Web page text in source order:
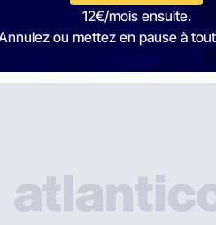
12€/mois ensuite.
ou mettez en pause à